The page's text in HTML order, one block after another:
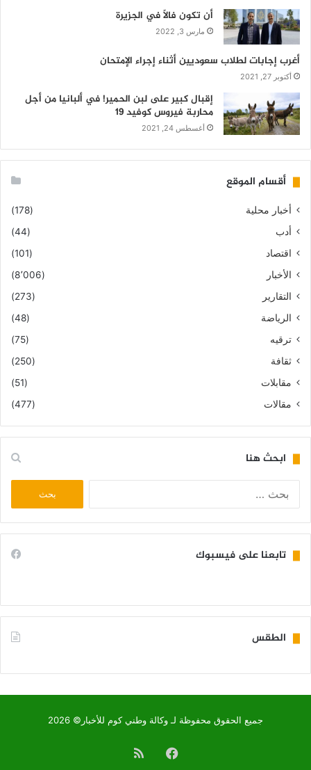
أن تكون فالاً في الجزيرة
مارس 3, 2022
أغرب إجابات لطلاب سعوديين أثناء إجراء الإمتحان
أكتوبر 27, 2021
إقبال كبير على لبن الحمير! في ألبانيا من أجل
محاربة فيروس كوفيد 19
أغسطس 24, 2021
أقسام الموقع
أخبار محلية
(178)
أدب
(44)
اقتصاد
(101)
الأخبار
(8٬006)
التقارير
(273)
الرياضة
(48)
ترقيه
(75)
ثقافة
(250)
مقابلات
(51)
مقالات
(477)
ابحث هنا
تابعنا على فيسبوك
الطقس
جميع الحقوق محفوظة لـ وكالة وطني كوم للأخبار© 2026
فيسبوكملخص